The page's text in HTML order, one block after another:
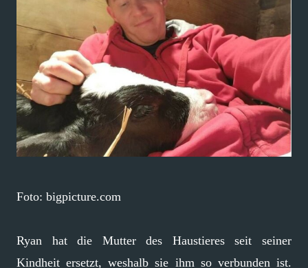
Foto: bigpicture.com
Ryan hat die Mutter des Haustieres seit seiner
Kindheit ersetzt, weshalb sie ihm so verbunden ist.